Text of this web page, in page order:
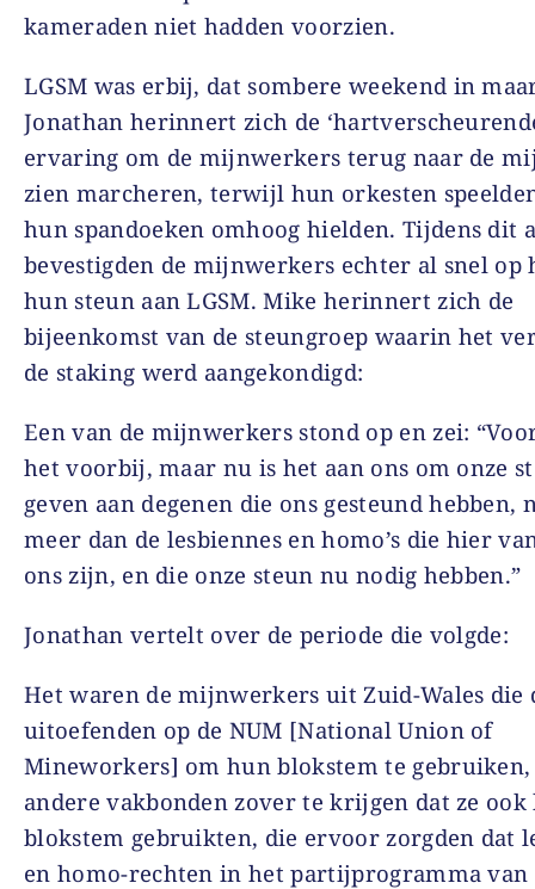
kameraden niet hadden voorzien.
LGSM was erbij, dat sombere weekend in
Jonathan herinnert zich de
ervaring om de mijnwerkers terug naar de
zien marcheren, terwijl hun orkesten
hun spandoeken omhoog hielden. Tijdens dit
bevestigden de mijnwerkers echter al snel op
hun steun aan LGSM. Mike herinnert zich de
bijeenkomst van de steungroep waarin het
de staking werd aangekondigd:
Een van de mijnwerkers stond op en zei:
het voorbij, maar nu is het aan ons om onze
geven aan degenen die ons gesteund hebben,
meer dan de lesbiennes en homo’s die hier
ons zijn, en die onze steun nu nodig hebben.”
Jonathan vertelt over de periode die volgde:
Het waren de mijnwerkers uit Zuid-Wales die
uitoefenden op de NUM [National Union of
Mineworkers] om hun blokstem te
andere vakbonden zover te krijgen dat ze ook
blokstem gebruikten, die ervoor zorgden dat
en homo-rechten in het partijprogramma van